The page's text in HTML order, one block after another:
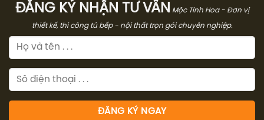
ĐĂNG KÝ NHẬN TƯ VẤN
Mộc Tinh Hoa - Đơn vị
thiết kế, thi công tủ bếp - nội thất trọn gói chuyên nghiệp.